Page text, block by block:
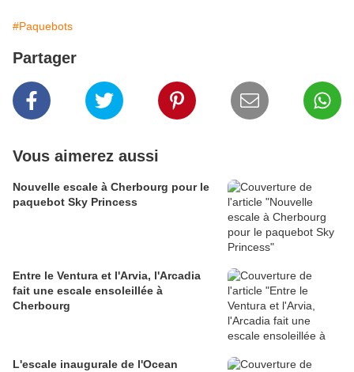
#Paquebots
Partager
Vous aimerez aussi
Nouvelle escale à Cherbourg pour le
paquebot Sky Princess
Entre le Ventura et l'Arvia, l'Arcadia
fait une escale ensoleillée à
Cherbourg
L'escale inaugurale de l'Ocean